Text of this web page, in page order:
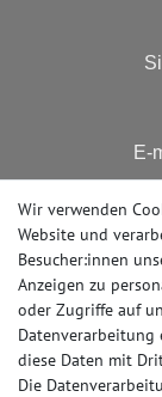
E-
Wir verwenden
Website und
Besucher:innen
Anzeigen zu
oder Zugriffe auf
Datenverarbeitung
diese Daten mit
Die